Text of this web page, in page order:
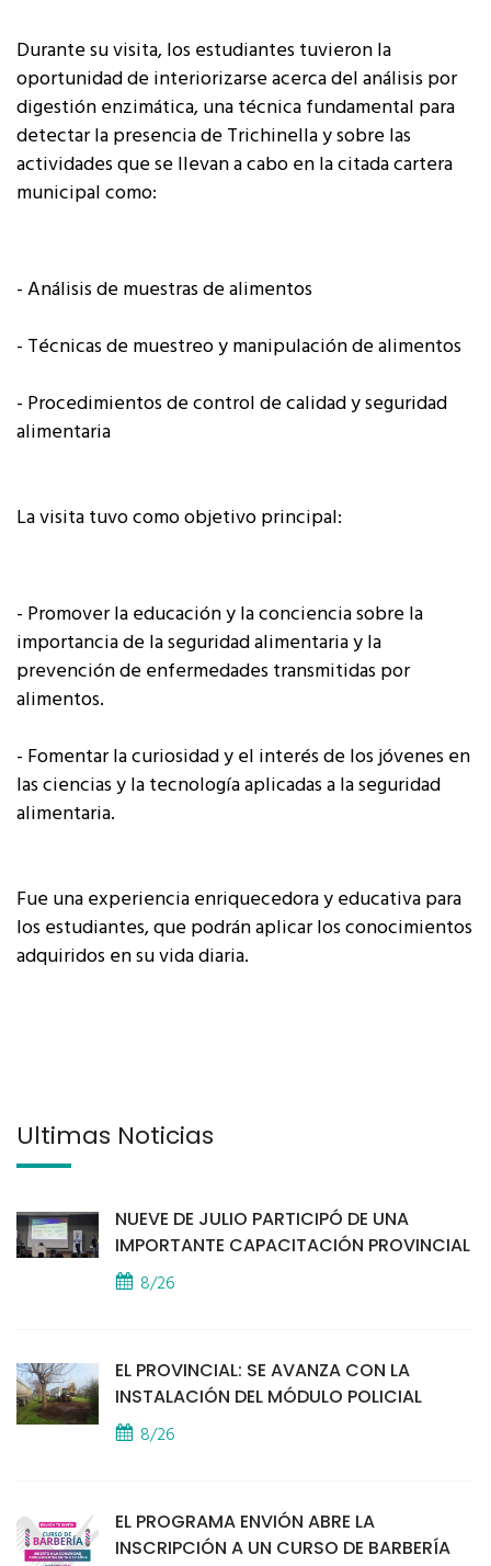
Durante su visita, los estudiantes tuvieron la
oportunidad de interiorizarse acerca del análisis por
digestión enzimática, una técnica fundamental para
detectar la presencia de Trichinella y sobre las
actividades que se llevan a cabo en la citada cartera
municipal como:
- Análisis de muestras de alimentos
- Técnicas de muestreo y manipulación de alimentos
- Procedimientos de control de calidad y seguridad
alimentaria
La visita tuvo como objetivo principal:
- Promover la educación y la conciencia sobre la
importancia de la seguridad alimentaria y la
prevención de enfermedades transmitidas por
alimentos.
- Fomentar la curiosidad y el interés de los jóvenes en
las ciencias y la tecnología aplicadas a la seguridad
alimentaria.
Fue una experiencia enriquecedora y educativa para
los estudiantes, que podrán aplicar los conocimientos
adquiridos en su vida diaria.
Últimas Noticias
NUEVE DE JULIO PARTICIPÓ DE UNA
IMPORTANTE CAPACITACIÓN PROVINCIAL
8/26
EL PROVINCIAL: SE AVANZA CON LA
INSTALACIÓN DEL MÓDULO POLICIAL
8/26
EL PROGRAMA ENVIÓN ABRE LA
INSCRIPCIÓN A UN CURSO DE BARBERÍA